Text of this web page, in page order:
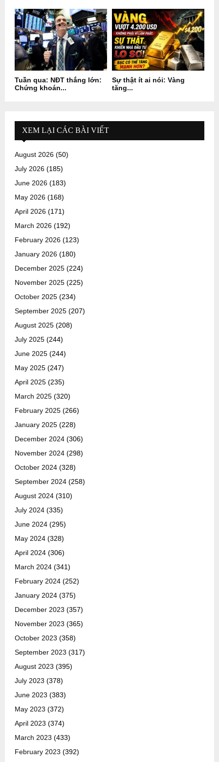
Tuần qua: NĐT thắng lớn:
Chứng khoán...
Sự thật ít ai nói: Vàng
tăng...
XEM LẠI CÁC BÀI VIẾT
August 2026 (50)
July 2026 (185)
June 2026 (183)
May 2026 (168)
April 2026 (171)
March 2026 (192)
February 2026 (123)
January 2026 (180)
December 2025 (224)
November 2025 (225)
October 2025 (234)
September 2025 (207)
August 2025 (208)
July 2025 (244)
June 2025 (244)
May 2025 (247)
April 2025 (235)
March 2025 (320)
February 2025 (266)
January 2025 (228)
December 2024 (306)
November 2024 (298)
October 2024 (328)
September 2024 (258)
August 2024 (310)
July 2024 (335)
June 2024 (295)
May 2024 (328)
April 2024 (306)
March 2024 (341)
February 2024 (252)
January 2024 (375)
December 2023 (357)
November 2023 (365)
October 2023 (358)
September 2023 (317)
August 2023 (395)
July 2023 (378)
June 2023 (383)
May 2023 (372)
April 2023 (374)
March 2023 (433)
February 2023 (392)